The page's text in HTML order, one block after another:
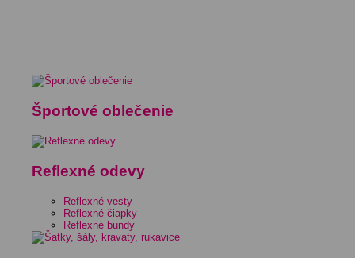
Športové oblečenie
Reflexné odevy
Reflexné vesty
Reflexné čiapky
Reflexné bundy